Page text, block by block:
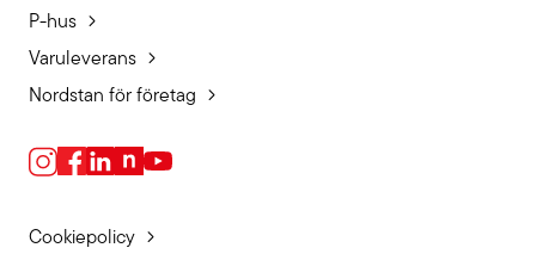
P-hus
Varuleverans
Nordstan för företag
Cookiepolicy